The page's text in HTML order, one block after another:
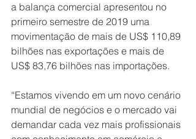
a balança comercial apresentou no
primeiro semestre de 2019 uma
movimentação de mais de US$ 110,89
bilhões nas exportações e mais de
US$ 83,76 bilhões nas importações.
“Estamos vivendo em um novo cenário
mundial de negócios e o mercado vai
demandar cada vez mais profissionais